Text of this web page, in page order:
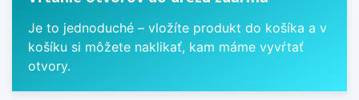
Je to jednoduché – vložíte produkt do košíka a v
košíku si môžete naklikať, kam máme vyvŕtať
otvory.